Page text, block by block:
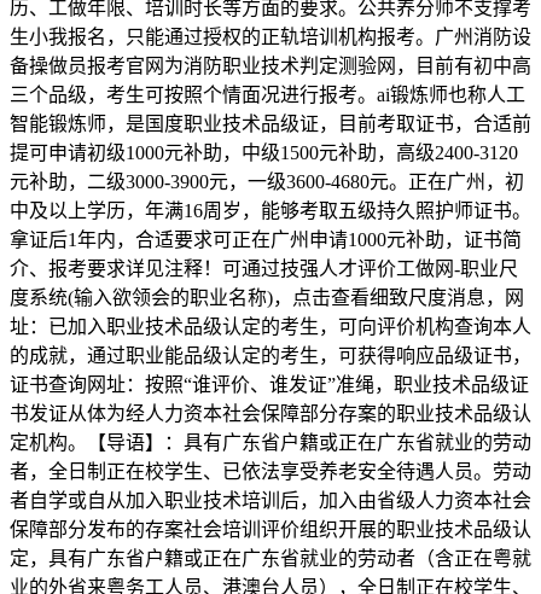
历、工做年限、培训时长等方面的要求。公共养分师不支撑考
生小我报名，只能通过授权的正轨培训机构报考。广州消防设
备操做员报考官网为消防职业技术判定测验网，目前有初中高
三个品级，考生可按照个情面况进行报考。ai锻炼师也称人工
智能锻炼师，是国度职业技术品级证，目前考取证书，合适前
提可申请初级1000元补助，中级1500元补助，高级2400-3120
元补助，二级3000-3900元，一级3600-4680元。正在广州，初
中及以上学历，年满16周岁，能够考取五级持久照护师证书。
拿证后1年内，合适要求可正在广州申请1000元补助，证书简
介、报考要求详见注释！可通过技强人才评价工做网-职业尺
度系统(输入欲领会的职业名称)，点击查看细致尺度消息，网
址：已加入职业技术品级认定的考生，可向评价机构查询本人
的成就，通过职业能品级认定的考生，可获得响应品级证书，
证书查询网址：按照“谁评价、谁发证”准绳，职业技术品级证
书发证从体为经人力资本社会保障部分存案的职业技术品级认
定机构。【导语】：具有广东省户籍或正在广东省就业的劳动
者，全日制正在校学生、已依法享受养老安全待遇人员。劳动
者自学或自从加入职业技术培训后，加入由省级人力资本社会
保障部分发布的存案社会培训评价组织开展的职业技术品级认
定，具有广东省户籍或正在广东省就业的劳动者（含正在粤就
业的外省来粤务工人员、港澳台人员），全日制正在校学生、